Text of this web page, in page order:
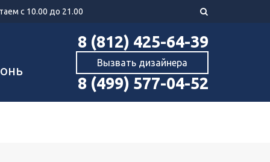
с 10.00 до 21.00
8 (812) 425-64-39
Вызвать дизайнера
8 (499) 577-04-52